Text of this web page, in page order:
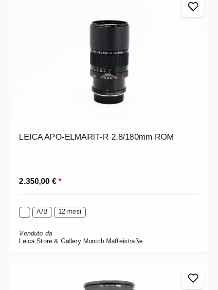
LEICA APO-ELMARIT-R 2.8/180mm ROM
Prezzo normale:
2.350,00 €*
A/B 12 mesi
Venduto da
Leica Store & Gallery Munich Maffeistraße